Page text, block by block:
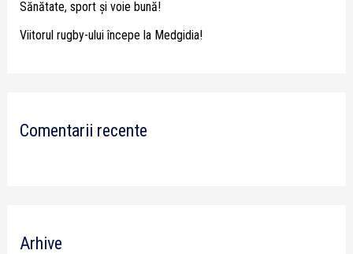
Sănătate, sport și voie bună!
Viitorul rugby-ului începe la Medgidia!
Comentarii recente
Arhive